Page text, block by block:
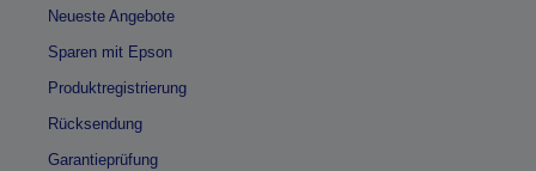
Neueste Angebote
Sparen mit Epson
Produktregistrierung
Rücksendung
Garantieprüfung